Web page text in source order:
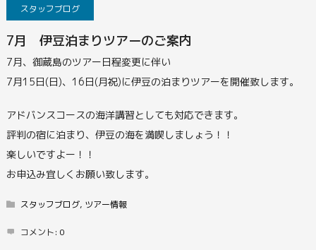
スタッフブログ
7月 伊豆泊まりツアーのご案内
7月、御蔵島のツアー日程変更に伴い
7月15日(日)、16日(月祝)に伊豆の泊まりツアーを開催致します。
アドバンスコースの海洋講習としても対応できます。
評判の宿に泊まり、伊豆の海を満喫しましょう！！
楽しいですよー！！
お申込み宜しくお願い致します。
スタッフブログ, ツアー情報
コメント: 0